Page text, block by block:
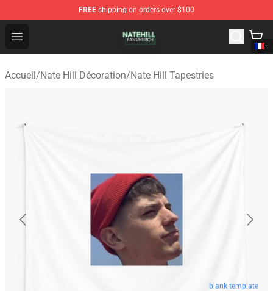
FREE shipping on orders over $100
Open menu
Nate Hill Shop - Official Nate Hill Merchandise Store
Accueil/Nate Hill Décoration/Nate Hill Tapestries
blank template